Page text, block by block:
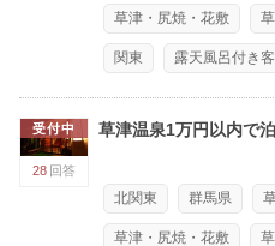
草津・尻焼・花敷
関東 露天風呂付き
受付中
28 回答
草津温泉1万円以内で
北関東 群馬県
草津・尻焼・花敷